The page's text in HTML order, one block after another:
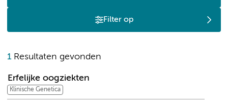
Filter op
1Resultaten gevonden
Erfelijke oogziekten
Klinische Genetica